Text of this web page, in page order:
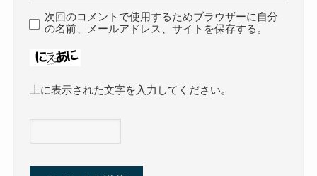
次回のコメントで使用するためブラウザーに自分
の名前、メールアドレス、サイトを保存する。
上に表示された文字を入力してください。